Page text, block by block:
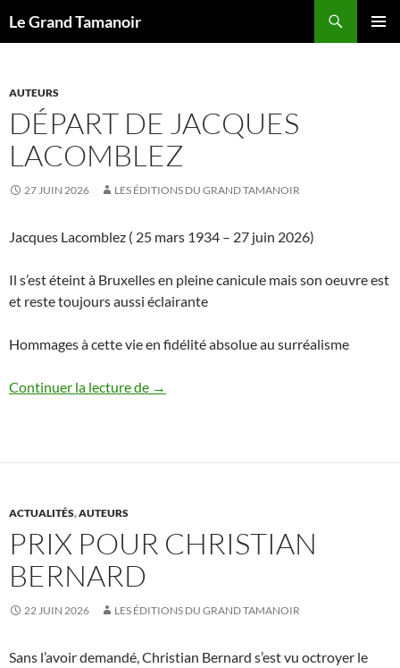
Le Grand Tamanoir
AUTEURS
DÉPART DE JACQUES
LACOMBLEZ
27 JUIN 2026 LES ÉDITIONS DU GRAND TAMANOIR
Jacques Lacomblez ( 25 mars 1934 – 27 juin 2026)
Il s’est éteint à Bruxelles en pleine canicule mais son oeuvre est
et reste toujours aussi éclairante
Hommages à cette vie en fidélité absolue au surréalisme
Continuer la lecture de Départ de Jacques Lacomblez
→
ACTUALITÉS,AUTEURS
PRIX POUR CHRISTIAN
BERNARD
22 JUIN 2026 LES ÉDITIONS DU GRAND TAMANOIR
Sans l’avoir demandé, Christian Bernard s’est vu octroyer le